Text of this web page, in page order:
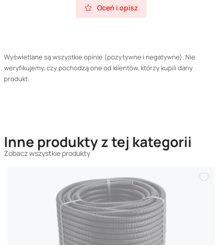
Oceń i opisz
Wyświetlane są wszystkie opinie (pozytywne i negatywne). Nie
weryfikujemy, czy pochodzą one od klientów, którzy kupili dany
produkt.
Inne produkty z tej kategorii
Zobacz wszystkie produkty